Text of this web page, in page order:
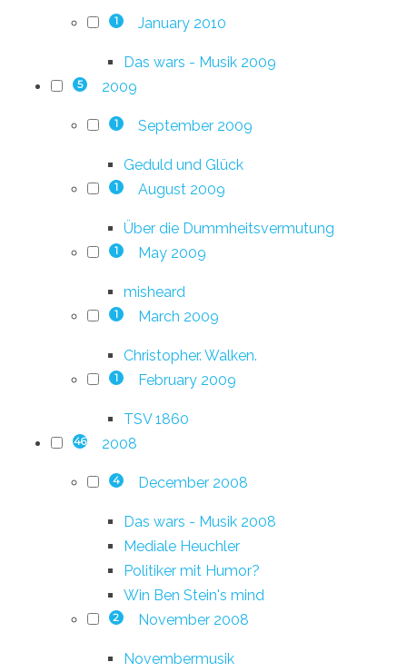
1 January 2010
Das wars - Musik 2009
5 2009
1 September 2009
Geduld und Glück
1 August 2009
Über die Dummheitsvermutung
1 May 2009
misheard
1 March 2009
Christopher. Walken.
1 February 2009
TSV 1860
46 2008
4 December 2008
Das wars - Musik 2008
Mediale Heuchler
Politiker mit Humor?
Win Ben Stein's mind
2 November 2008
Novembermusik